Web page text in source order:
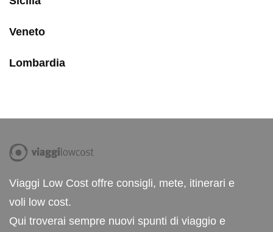
Veneto
Lombardia
Viaggi Low Cost offre consigli, mete, itinerari e
voli low cost.
Qui troverai sempre nuovi spunti di viaggio e